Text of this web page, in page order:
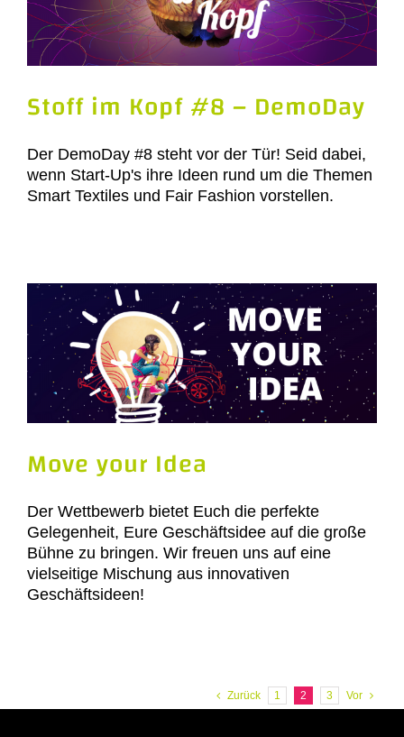
Stoff im Kopf #8 – DemoDay
Der DemoDay #8 steht vor der Tür! Seid dabei,
wenn Start-Up's ihre Ideen rund um die Themen
Smart Textiles und Fair Fashion vorstellen.
Move your Idea
Der Wettbewerb bietet Euch die perfekte
Gelegenheit, Eure Geschäftsidee auf die große
Bühne zu bringen. Wir freuen uns auf eine
vielseitige Mischung aus innovativen
Geschäftsideen!
Zurück 1 2 3 Vor